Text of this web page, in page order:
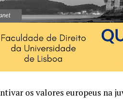
os valores europeus na